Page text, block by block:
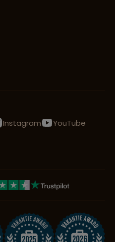
Instagram
YouTube